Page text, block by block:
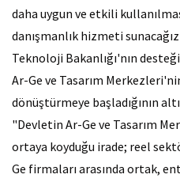
daha uygun ve etkili
danışmanlık hizmeti
Teknoloji Bakanlığı'nın
Ar-Ge ve Tasarım
dönüştürmeye başladığının
"Devletin Ar-Ge ve Tasarım
ortaya koyduğu irade; reel
Ge firmaları arasında ortak,